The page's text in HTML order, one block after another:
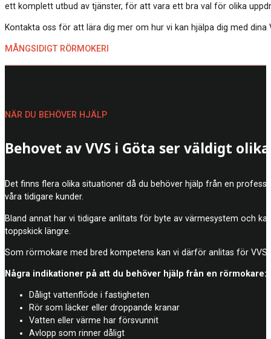
ett komplett utbud av tjänster, för att vara ett bra val för olika
Kontakta oss för att lära dig mer om hur vi kan hjälpa dig med
MÅNGSIDIGT RÖRMOKERI
Behovet av VVS i Göta ser väldigt
Det finns flera olika situationer då du behöver hjälp från en
våra tidigare kunder.
Bland annat har vi tidigare anlitats för byte av värmesystem och
toppskick längre.
Som rörmokare med bred kompetens kan vi därför anlitas för
Några indikationer på att du behöver hjälp från en rörmokare:
Dåligt vattenflöde i fastigheten
Rör som läcker eller droppande kranar
Vatten eller värme har försvunnit
Avlopp som rinner dåligt
NÄR DU BEHÖVER HJÄLP